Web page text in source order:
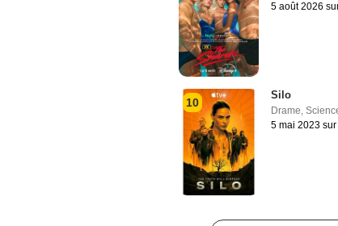
5 août 2026
10
Silo
Drame,
5 mai 2023